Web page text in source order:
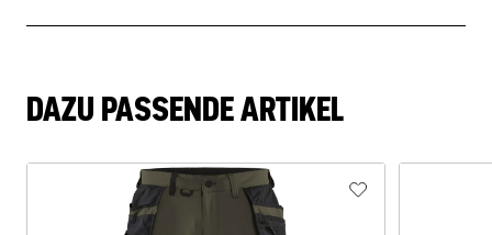
DAZU PASSENDE ARTIKEL